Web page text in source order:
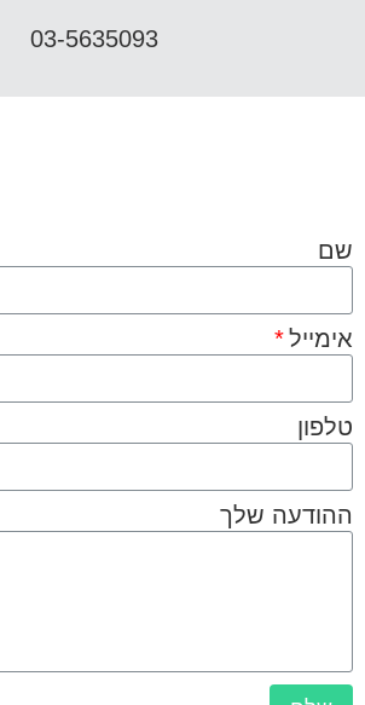
03-5635093
שם
אימייל
טלפון
ההודעה שלך